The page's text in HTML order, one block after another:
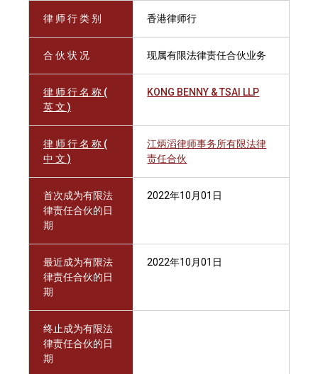
律 师 行 类 别 香港律师行
合 伙 状 况 现属有限法律责任合伙业务
律 师 行 名 称 (
英 文 )
KONG BENNY & TSAI LLP
律 师 行 名 称 (
中 文 )
江炳滔律师事务所有限法律
责任合伙
首次成为有限法
律责任合伙的日
期
2022年10月01日
最近成为有限法
律责任合伙的日
期
2022年10月01日
终止成为有限法
律责任合伙的日
期